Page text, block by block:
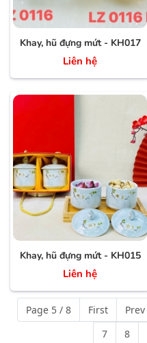
Khay, hũ đựng mứt - KH017
Liên hệ
Khay, hũ đựng mứt - KH015
Liên hệ
Page 5 / 8 First Prev
7
8